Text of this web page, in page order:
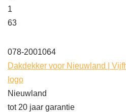
1
63
078-2001064
Dakdekker voor Nieuwland |
logo
Nieuwland
tot 20 jaar garantie